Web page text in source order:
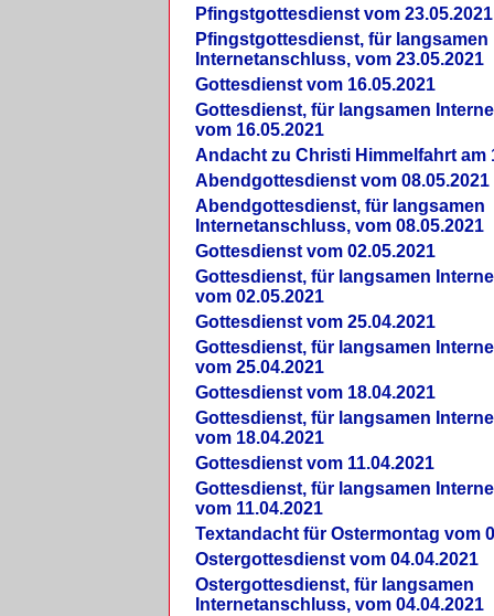
Pfingstgottesdienst vom 23.05.2021
Pfingstgottesdienst, für langsamen
Internetanschluss, vom 23.05.2021
Gottesdienst vom 16.05.2021
Gottesdienst, für langsamen
vom 16.05.2021
Andacht zu Christi Himmelfahrt am
Abendgottesdienst vom 08.05.2021
Abendgottesdienst, für langsamen
Internetanschluss, vom 08.05.2021
Gottesdienst vom 02.05.2021
Gottesdienst, für langsamen
vom 02.05.2021
Gottesdienst vom 25.04.2021
Gottesdienst, für langsamen
vom 25.04.2021
Gottesdienst vom 18.04.2021
Gottesdienst, für langsamen
vom 18.04.2021
Gottesdienst vom 11.04.2021
Gottesdienst, für langsamen
vom 11.04.2021
Textandacht für Ostermontag vom
Ostergottesdienst vom 04.04.2021
Ostergottesdienst, für langsamen
Internetanschluss, vom 04.04.2021